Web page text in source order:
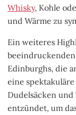
Whisky, Kohle
und Wärme zu
Ein weiteres
Edinburghs, die
eine
Dudelsäcken
entzündet, um